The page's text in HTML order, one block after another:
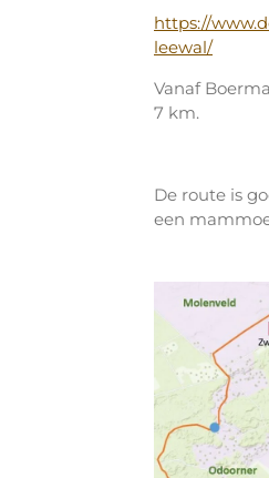
https://
leewal/
Vanaf
7 km.
De route is
een